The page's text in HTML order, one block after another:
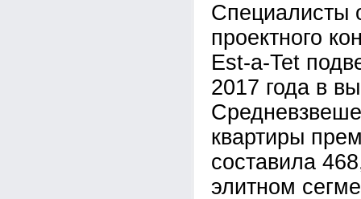
Специалисты
проектного
Est-a-Tet
2017 года в
квартиры
составила
элитном